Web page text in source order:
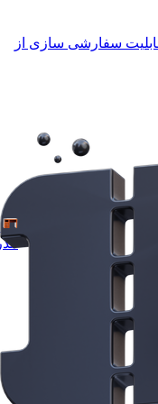
سفارشی سازی از